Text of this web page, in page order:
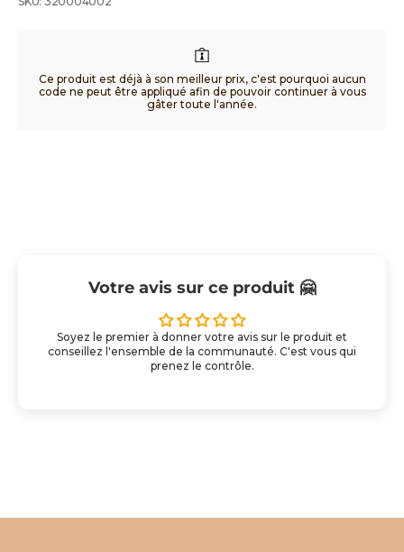
Ce produit est déjà à son meilleur prix, c'est pourquoi aucun
code ne peut être appliqué afin de pouvoir continuer à vous
gâter toute l'année.
Votre avis sur ce produit 🤗
Soyez le premier à donner votre avis sur le produit et
conseillez l'ensemble de la communauté. C'est vous qui
prenez le contrôle.